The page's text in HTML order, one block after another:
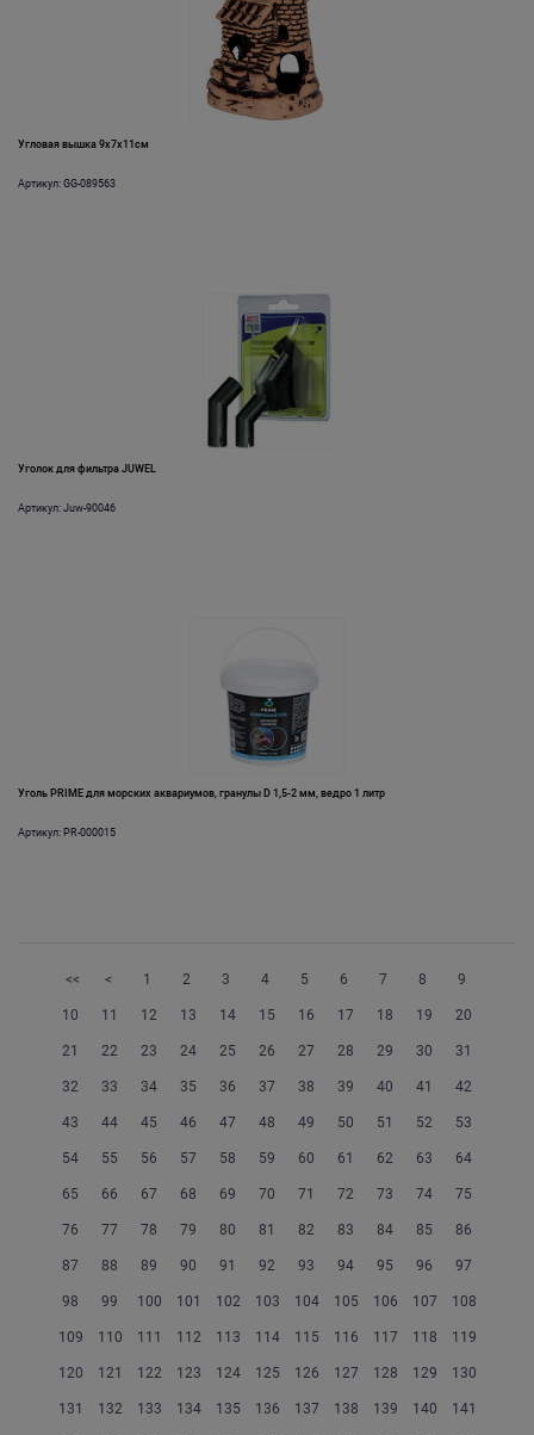
Угловая вышка 9х7х11см
Артикул: GG-089563
Уголок для фильтра JUWEL
Артикул: Juw-90046
Уголь PRIME для морских аквариумов, гранулы D 1,5-2 мм, ведро 1 литр
Артикул: PR-000015
<< < 1 2 3 4 5 6 7 8 9
10 11 12 13 14 15 16 17 18 19 20
21 22 23 24 25 26 27 28 29 30 31
32 33 34 35 36 37 38 39 40 41 42
43 44 45 46 47 48 49 50 51 52 53
54 55 56 57 58 59 60 61 62 63 64
65 66 67 68 69 70 71 72 73 74 75
76 77 78 79 80 81 82 83 84 85 86
87 88 89 90 91 92 93 94 95 96 97
98 99 100 101 102 103 104 105 106 107 108
109 110 111 112 113 114 115 116 117 118 119
120 121 122 123 124 125 126 127 128 129 130
131 132 133 134 135 136 137 138 139 140 141